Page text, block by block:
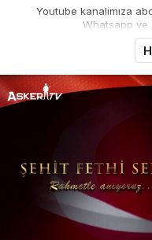
Youtube kanalımıza
Whatsapp ve